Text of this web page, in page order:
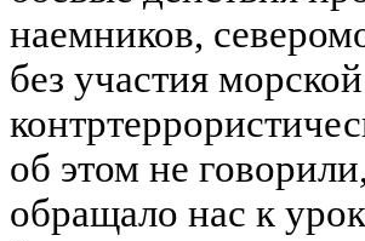
наемников,
без участия
об этом не
обращало нас к